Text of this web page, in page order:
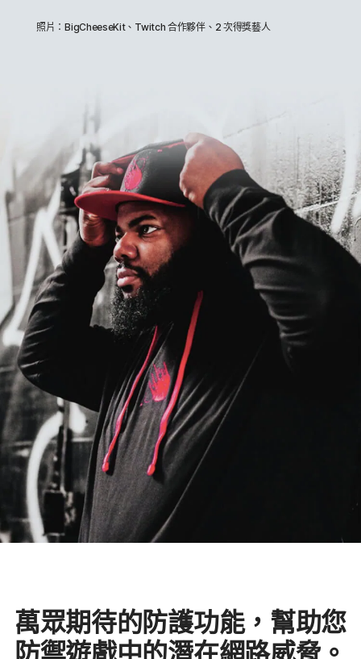
照片：BigCheeseKit、Twitch 合作夥伴、2 次得獎藝人
萬眾期待的防護功能，幫助您